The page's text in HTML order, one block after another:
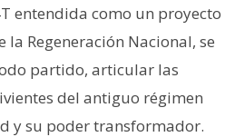
entendida como un proyecto
Regeneración Nacional, se
partido, articular las
del antiguo régimen
y su poder transformador.